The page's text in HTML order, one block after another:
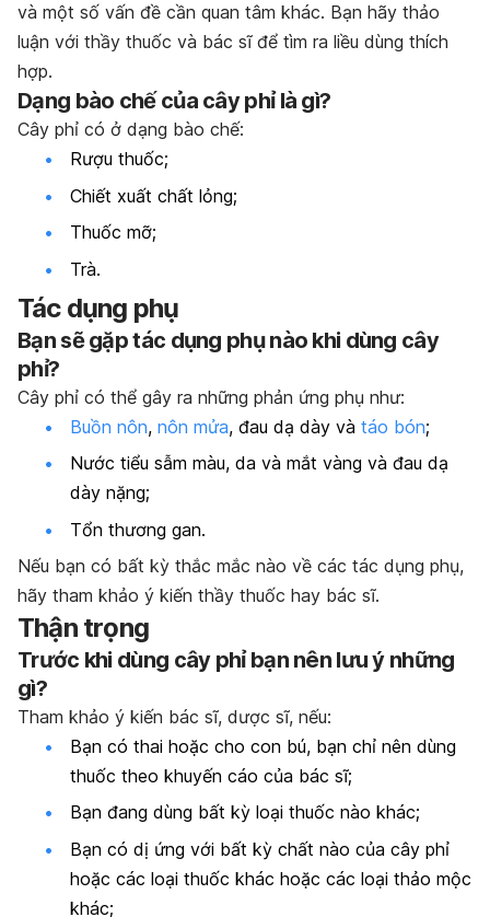
và một số vấn đề cần quan tâm khác. Bạn hãy thảo
luận với thầy thuốc và bác sĩ để tìm ra liều dùng thích
hợp.
Dạng bào chế của cây phỉ là gì?
Cây phỉ có ở dạng bào chế:
Rượu thuốc;
Chiết xuất chất lỏng;
Thuốc mỡ;
Trà.
Tác dụng phụ
Bạn sẽ gặp tác dụng phụ nào khi dùng cây
phỉ?
Cây phỉ có thể gây ra những phản ứng phụ như:
Buồn nôn, nôn mửa, đau dạ dày và táo bón;
Nước tiểu sẫm màu, da và mắt vàng và đau dạ
dày nặng;
Tổn thương gan.
Nếu bạn có bất kỳ thắc mắc nào về các tác dụng phụ,
hãy tham khảo ý kiến thầy thuốc hay bác sĩ.
Thận trọng
Trước khi dùng cây phỉ bạn nên lưu ý những
gì?
Tham khảo ý kiến bác sĩ, dược sĩ, nếu:
Bạn có thai hoặc cho con bú, bạn chỉ nên dùng
thuốc theo khuyến cáo của bác sĩ;
Bạn đang dùng bất kỳ loại thuốc nào khác;
Bạn có dị ứng với bất kỳ chất nào của cây phỉ
hoặc các loại thuốc khác hoặc các loại thảo mộc
khác;